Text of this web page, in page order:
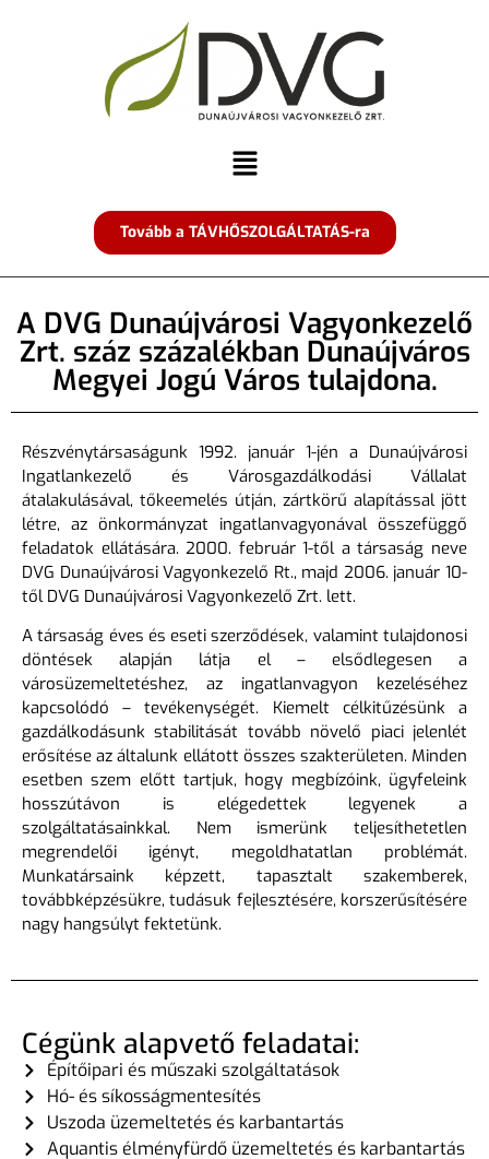
Tovább a TÁVHŐSZOLGÁLTATÁS-ra
A DVG Dunaújvárosi Vagyonkezelő
Zrt. száz százalékban Dunaújváros
Megyei Jogú Város tulajdona.
Részvénytársaságunk 1992. január 1-jén a Dunaújvárosi
Ingatlankezelő és Városgazdálkodási Vállalat
átalakulásával, tőkeemelés útján, zártkörű alapítással jött
létre, az önkormányzat ingatlanvagyonával összefüggő
feladatok ellátására. 2000. február 1-től a társaság neve
DVG Dunaújvárosi Vagyonkezelő Rt., majd 2006. január 10-
től DVG Dunaújvárosi Vagyonkezelő Zrt. lett.
A társaság éves és eseti szerződések, valamint tulajdonosi
döntések alapján látja el – elsődlegesen a
városüzemeltetéshez, az ingatlanvagyon kezeléséhez
kapcsolódó – tevékenységét. Kiemelt célkitűzésünk a
gazdálkodásunk stabilitását tovább növelő piaci jelenlét
erősítése az általunk ellátott összes szakterületen. Minden
esetben szem előtt tartjuk, hogy megbízóink, ügyfeleink
hosszútávon is elégedettek legyenek a
szolgáltatásainkkal. Nem ismerünk teljesíthetetlen
megrendelői igényt, megoldhatatlan problémát.
Munkatársaink képzett, tapasztalt szakemberek,
továbbképzésükre, tudásuk fejlesztésére, korszerűsítésére
nagy hangsúlyt fektetünk.
Cégünk alapvető feladatai:
Építőipari és műszaki szolgáltatások
Hó- és síkosságmentesítés
Uszoda üzemeltetés és karbantartás
Aquantis élményfürdő üzemeltetés és karbantartás